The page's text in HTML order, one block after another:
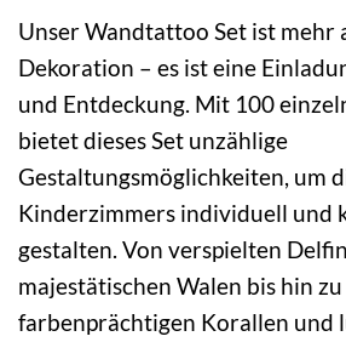
Unser Wandtattoo Set ist mehr
Dekoration – es ist eine
und Entdeckung. Mit 100
bietet dieses Set unzählige
Gestaltungsmöglichkeiten, um
Kinderzimmers individuell und
gestalten. Von verspielten
majestätischen Walen bis hin zu
farbenprächtigen Korallen und